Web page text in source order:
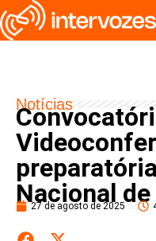
Notícias
Nacional
27 de agosto de 2025